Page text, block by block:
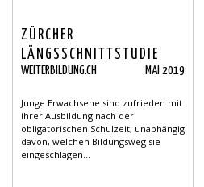
ZÜRCHER
LÄNGSSCHNITTSTUDIE
NACHOBLIGATORISCHEN
WEITERBILDUNG.CH MAI 2019
Junge Erwachsene sind zufrieden mit
ihrer Ausbildung nach der
obligatorischen Schulzeit, unabhängig
davon, welchen Bildungsweg sie
eingeschlagen...